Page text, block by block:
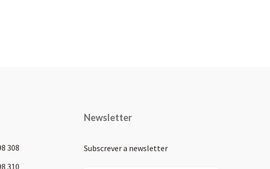
308
310
Newsletter
Subscrever a newsletter